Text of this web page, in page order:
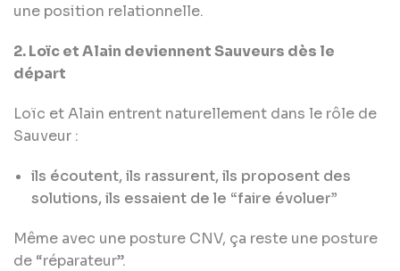
une position relationnelle.
2. Loïc et Alain deviennent Sauveurs dès le
départ
Loïc et Alain entrent naturellement dans le rôle de
Sauveur :
ils écoutent, ils rassurent, ils proposent des
solutions, ils essaient de le “faire évoluer”
Même avec une posture CNV, ça reste une posture
de “réparateur”.